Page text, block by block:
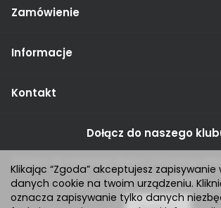
Zamówienie
Informacje
Kontakt
Dołącz do naszego
promocje i rabaty.
Klikając “Zgoda” akceptujesz zapisywanie
danych cookie na twoim urządzeniu.
oznacza zapisywanie tylko danych